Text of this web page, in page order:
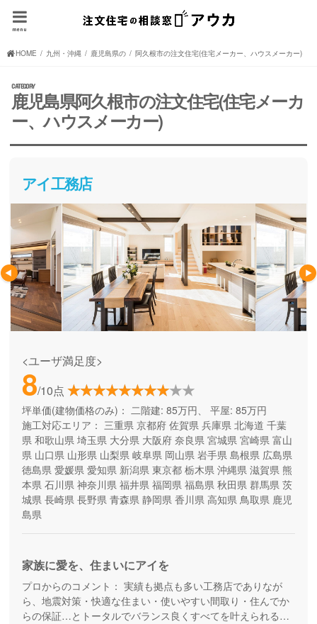
menu
HOME 九州・沖縄の注文住宅(住宅メーカー、ハウスメーカー)
鹿児島県の注文住宅(住宅メーカー、ハウスメーカー)
阿久根市の注文住宅(住宅メーカー、ハウスメーカー)
鹿児島県阿久根市の注文住宅(住宅メーカ
ー、ハウスメーカー)
アイ工務店
<ユーザ満足度>
8/10点
坪単価(建物価格のみ)： 二階建: 85万円、 平屋: 85万円
施工対応エリア： 三重県 京都府 佐賀県 兵庫県 北海道 千葉
県 和歌山県 埼玉県 大分県 大阪府 奈良県 宮城県 宮崎県 富山
県 山口県 山形県 山梨県 岐阜県 岡山県 岩手県 島根県 広島県
徳島県 愛媛県 愛知県 新潟県 東京都 栃木県 沖縄県 滋賀県 熊
本県 石川県 神奈川県 福井県 福岡県 福島県 秋田県 群馬県 茨
城県 長崎県 長野県 青森県 静岡県 香川県 高知県 鳥取県 鹿児
島県
家族に愛を、住まいにアイを
プロからのコメント： 実績も拠点も多い工務店でありなが
ら、地震対策・快適な住まい・使いやすい間取り・住んでか
らの保証…とトータルでバランス良くすべてを叶えられる家